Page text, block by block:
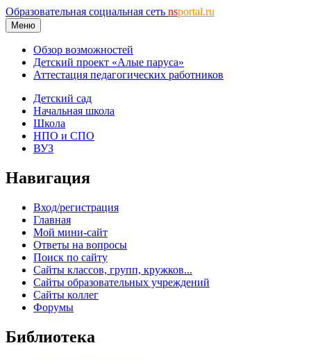
Образовательная социальная сеть nsportal.ru
Меню
Обзор возможностей
Детский проект «Алые паруса»
Аттестация педагогических работников
Детский сад
Начальная школа
Школа
НПО и СПО
ВУЗ
Навигация
Вход/регистрация
Главная
Мой мини-сайт
Ответы на вопросы
Поиск по сайту
Сайты классов, групп, кружков...
Сайты образовательных учреждений
Сайты коллег
Форумы
Библиотека